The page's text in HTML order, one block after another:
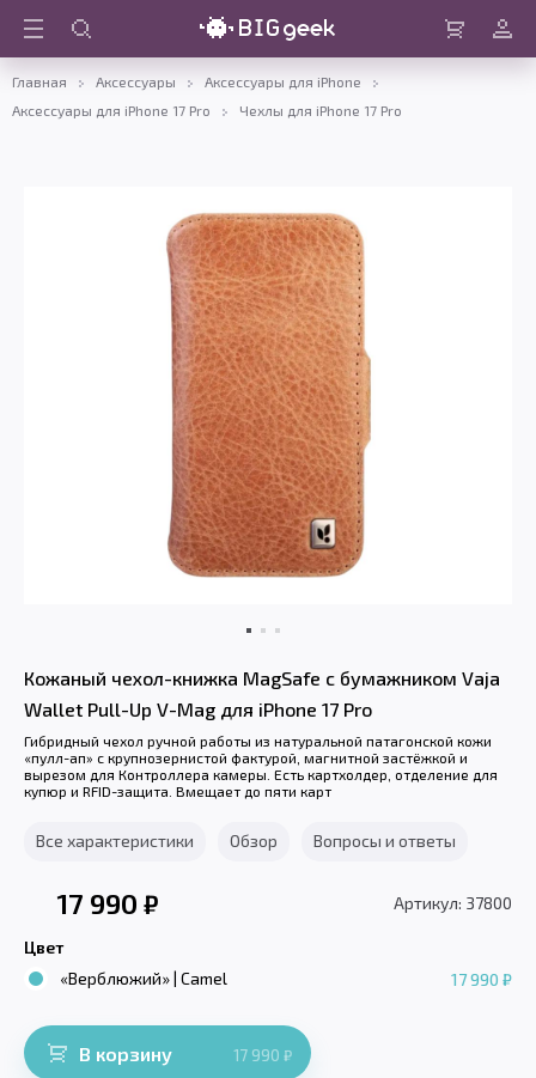
Войти
Главная Аксессуары
Аксессуары для iPhone
Аксессуары для iPhone 17 Pro
Чехлы для iPhone 17 Pro
Кожаный чехол-книжка MagSafe с бумажником Vaja
Wallet Pull-Up V-Mag для iPhone 17 Pro
Гибридный чехол ручной работы из натуральной патагонской кожи
«пулл-ап» с крупнозернистой фактурой, магнитной застёжкой и
вырезом для Контроллера камеры. Есть картхолдер, отделение для
купюр и RFID-защита. Вмещает до пяти карт
Все характеристики Обзор Вопросы и ответы
17 990 ₽ Артикул: 37800
Цвет
«Верблюжий» | Camel
17 990 ₽
В корзину 17 990 ₽